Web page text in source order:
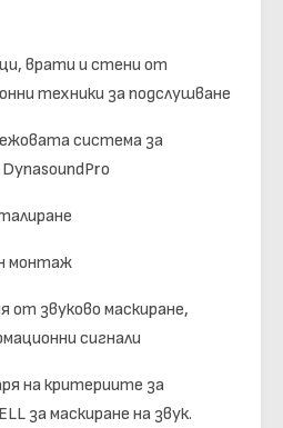
врати и стени от
техники за подслушване
система за
монтаж
от звуково маскиране,
сигнали
на критериите за
за маскиране на звук.